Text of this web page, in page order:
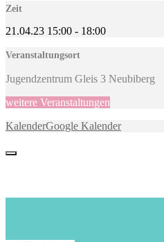
Zeit
21.04.23 15:00 - 18:00
Veranstaltungsort
Jugendzentrum Gleis 3 Neubiberg
weitere Veranstaltungen
KalenderGoogle Kalender